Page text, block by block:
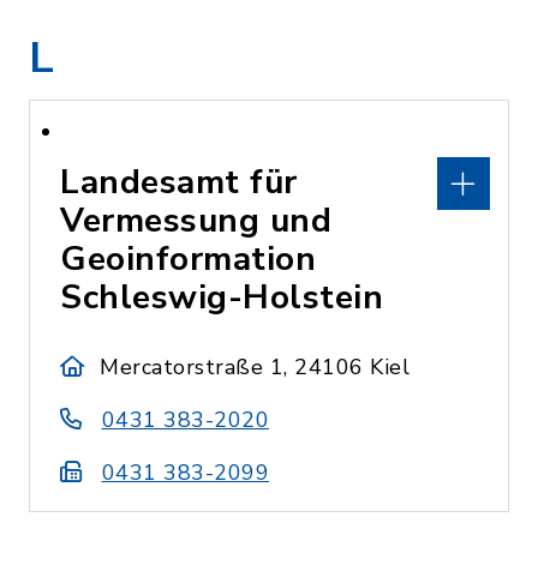
L
Landesamt für
Vermessung und
Geoinformation
Schleswig-Holstein
Mercatorstraße 1, 24106 Kiel
0431 383-2020
0431 383-2099